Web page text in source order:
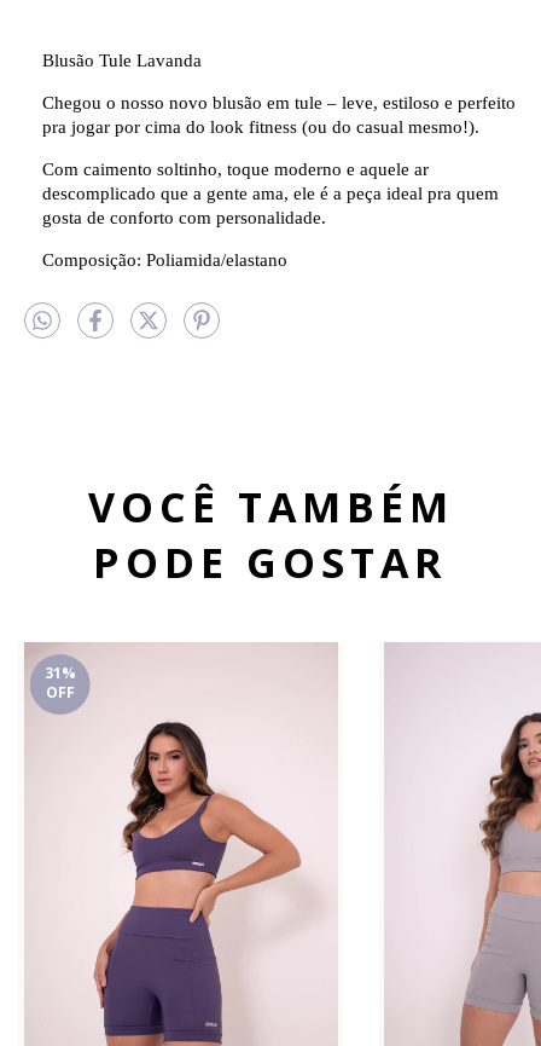
Blusão Tule Lavanda
Chegou o nosso novo blusão em tule – leve, estiloso e perfeito
pra jogar por cima do look fitness (ou do casual mesmo!).
Com caimento soltinho, toque moderno e aquele ar
descomplicado que a gente ama, ele é a peça ideal pra quem
gosta de conforto com personalidade.
Composição: Poliamida/elastano
VOCÊ TAMBÉM
PODE GOSTAR
31%
OFF